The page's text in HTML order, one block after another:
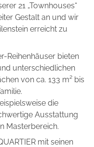
21 „Townhouses“
Gestalt an und wir
erreicht zu
Reihenhäuser bieten
unterschiedlichen
von ca. 133 m² bis
die
Ausstattung
Masterbereich.
mit seinen